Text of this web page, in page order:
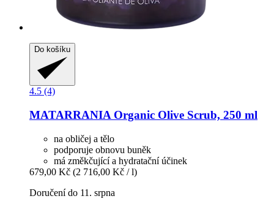
Do košíku
4.5 (4)
MATARRANIA Organic Olive Scrub, 250 ml
na obličej a tělo
podporuje obnovu buněk
má změkčující a hydratační účinek
679,00 Kč (2 716,00 Kč / l)
Doručení do 11. srpna